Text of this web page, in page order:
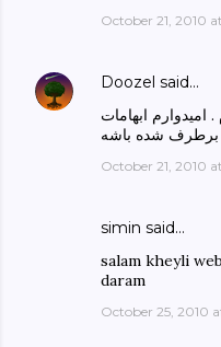
October 21, 2010
Doozel said…
ابهامات
برطرف شده باشه
October 21, 2010
simin said…
salam kheyli
daram
October 25, 2010